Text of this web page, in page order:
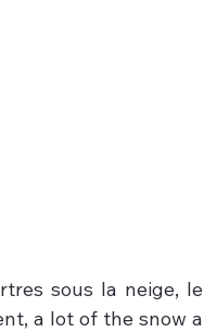
sous la neige, le
a lot of the snow a